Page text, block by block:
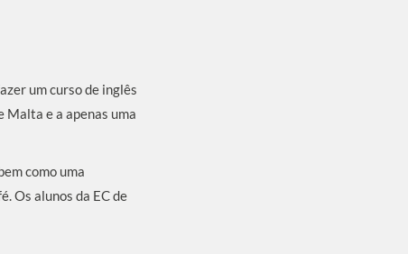
um curso de inglês
Malta e a apenas uma
como uma
Os alunos da EC de